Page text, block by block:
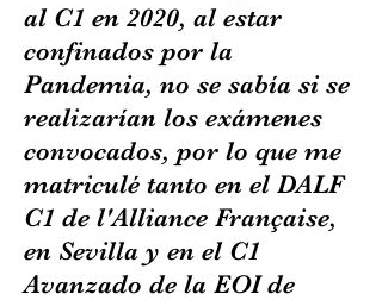
al C1 en 2020, al estar
confinados por la
Pandemia, no se sabía si se
realizarían los exámenes
convocados, por lo que me
matriculé tanto en el DALF
C1 de l'Alliance Française,
en Sevilla y en el C1
Avanzado de la EOI de